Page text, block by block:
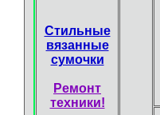
Стильные
вязанные
сумочки
Ремонт
техники!